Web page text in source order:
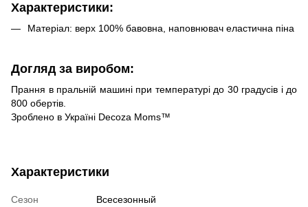
Характеристики:
Матеріал: верх 100% бавовна, наповнювач еластична піна
Догляд за виробом:
Прання в пральній машині при температурі до 30 градусів і до
800 обертів.
Зроблено в Україні Decoza Moms™
Характеристики
Сезон Всесезонный